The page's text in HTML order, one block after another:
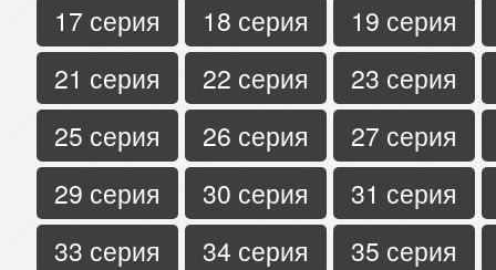
17 серия
18 серия
19 серия
21 серия
22 серия
23 серия
25 серия
26 серия
27 серия
29 серия
30 серия
31 серия
33 серия
34 серия
35 серия